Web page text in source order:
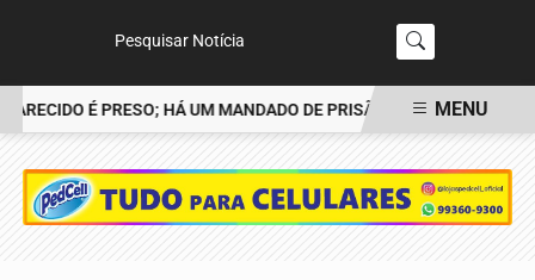
Pesquisar Notícia
É PRESO; HÁ UM MANDADO DE PRISÃO CONTRA TIAGO
MENU